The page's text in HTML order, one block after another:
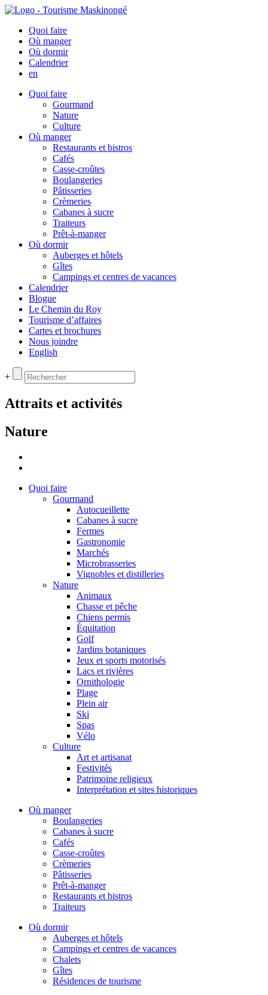
Quoi faire
Où manger
Où dormir
Calendrier
en
Quoi faire
Gourmand
Nature
Culture
Où manger
Restaurants et bistros
Cafés
Casse-croûtes
Boulangeries
Pâtisseries
Crèmeries
Cabanes à sucre
Traiteurs
Prêt-à-manger
Où dormir
Auberges et hôtels
Gîtes
Campings et centres de vacances
Calendrier
Blogue
Le Chemin du Roy
Tourisme d’affaires
Cartes et brochures
Nous joindre
English
+
Attraits et activités
Nature
Quoi faire
Gourmand
Autocueillette
Cabanes à sucre
Fermes
Gastronomie
Marchés
Microbrasseries
Vignobles et distilleries
Nature
Animaux
Chasse et pêche
Chiens permis
Équitation
Golf
Jardins botaniques
Jeux et sports motorisés
Lacs et rivières
Ornithologie
Plage
Plein air
Ski
Spas
Vélo
Culture
Art et artisanat
Festivités
Patrimoine religieux
Interprétation et sites historiques
Où manger
Boulangeries
Cabanes à sucre
Cafés
Casse-croûtes
Crèmeries
Pâtisseries
Prêt-à-manger
Restaurants et bistros
Traiteurs
Où dormir
Auberges et hôtels
Campings et centres de vacances
Chalets
Gîtes
Résidences de tourisme